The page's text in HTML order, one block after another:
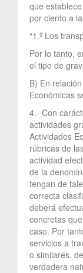
que
por ciento a
“1.º Los
Por lo tanto,
el tipo de
B) En
Económicas
4.- Con
actividades
Actividades
rúbricas de
actividad
de la
tengan de
correcta
deberá
concretas
caso. Por
servicios a
o similares,
verdadera